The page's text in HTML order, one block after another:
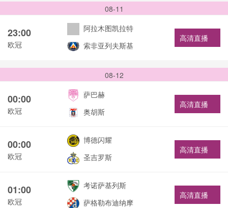
08-11
23:00
欧冠
阿拉木图凯拉特
索非亚列夫斯基
高清直播
08-12
00:00
欧冠
萨巴赫
奥胡斯
高清直播
00:00
欧冠
博德闪耀
圣吉罗斯
高清直播
01:00
欧冠
考诺萨基列斯
萨格勒布迪纳摩
高清直播